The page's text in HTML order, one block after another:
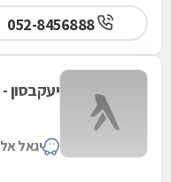
052-8456888
יעקבסון
יגאל אלון 55, יד אליהו